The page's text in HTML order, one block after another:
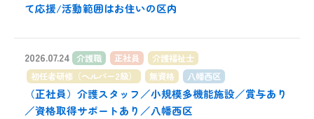
て応援/活動範囲はお住いの区内
2026.07.24 介護職 正社員
介護福祉士
初任者研修（ヘルパー2級）
無資格 八幡西区
（正社員）介護スタッフ／小規模多機能施設／賞与あり
／資格取得サポートあり／八幡西区